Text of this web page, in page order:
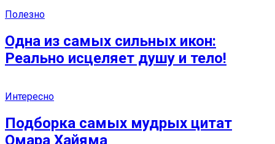
Полезно
Одна из самых сильных икон:
Реально исцеляет душу и тело!
Интересно
Подборка самых мудрых цитат
Омара Хайяма